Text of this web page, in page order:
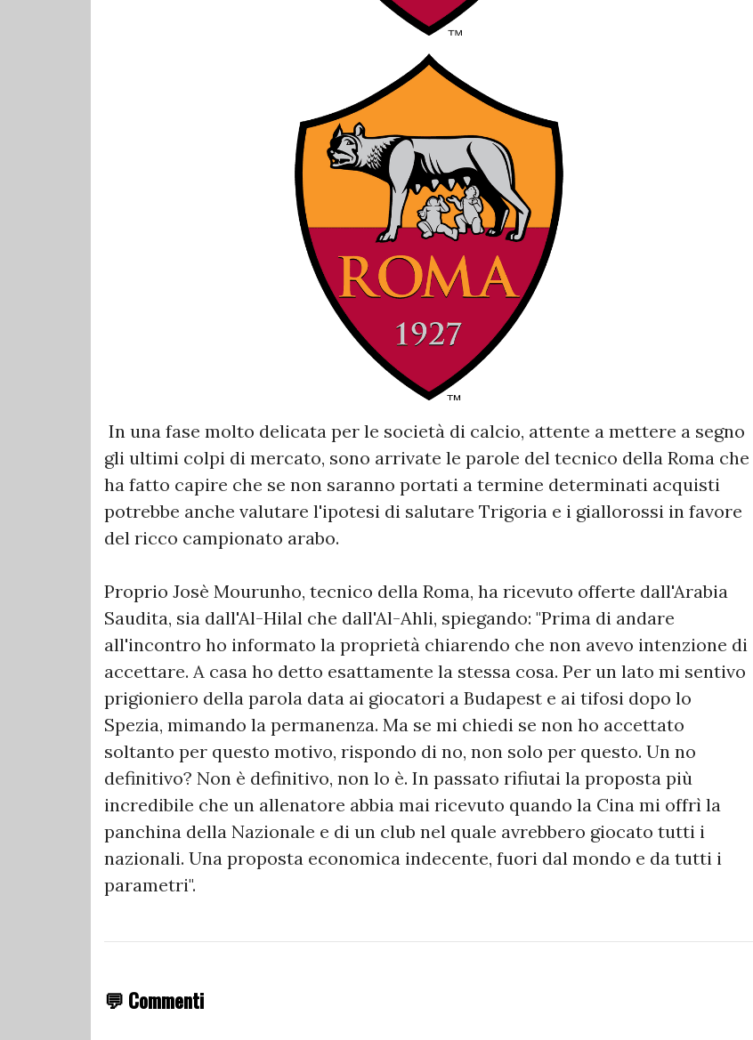
In una fase molto delicata per le società di calcio, attente a mettere a segno
gli ultimi colpi di mercato, sono arrivate le parole del tecnico della Roma che
ha fatto capire che se non saranno portati a termine determinati acquisti
potrebbe anche valutare l'ipotesi di salutare Trigoria e i giallorossi in favore
del ricco campionato arabo.
Proprio Josè Mourunho, tecnico della Roma, ha ricevuto offerte dall'Arabia
Saudita, sia dall'Al-Hilal che dall'Al-Ahli, spiegando: "Prima di andare
all'incontro ho informato la proprietà chiarendo che non avevo intenzione di
accettare. A casa ho detto esattamente la stessa cosa. Per un lato mi sentivo
prigioniero della parola data ai giocatori a Budapest e ai tifosi dopo lo
Spezia, mimando la permanenza. Ma se mi chiedi se non ho accettato
soltanto per questo motivo, rispondo di no, non solo per questo. Un no
definitivo? Non è definitivo, non lo è. In passato rifiutai la proposta più
incredibile che un allenatore abbia mai ricevuto quando la Cina mi offrì la
panchina della Nazionale e di un club nel quale avrebbero giocato tutti i
nazionali. Una proposta economica indecente, fuori dal mondo e da tutti i
parametri".
💬 Commenti